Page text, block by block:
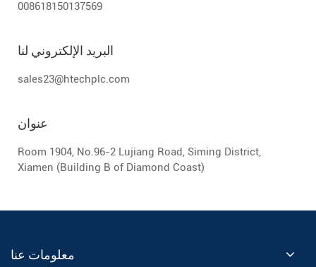
008618150137569
البريد الإلكتروني لنا
sales23@htechplc.com
عنوان
Room 1904, No.96-2 Lujiang Road, Siming District,
Xiamen (Building B of Diamond Coast)
معلومات عنا